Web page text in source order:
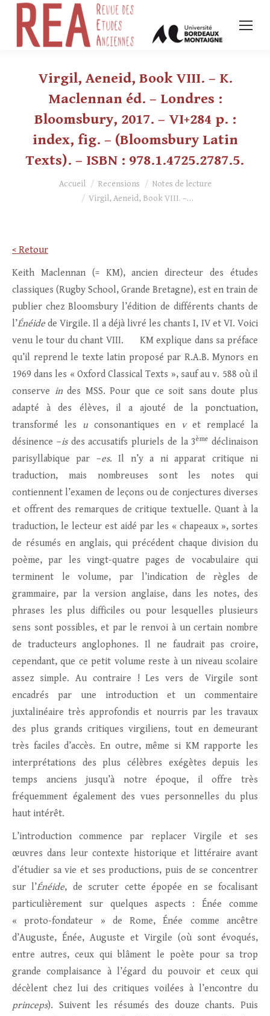
Virgil, Aeneid, Book VIII. – K.
Maclennan éd. – Londres :
Bloomsbury, 2017. – VI+284 p. :
index, fig. – (Bloomsbury Latin
Texts). – ISBN : 978.1.4725.2787.5.
Vous êtes ici :Accueil Recensions
Notes de lecture
Virgil, Aeneid, Book VIII. –…
< Retour
Keith Maclennan (= KM), ancien directeur des études
classiques (Rugby School, Grande Bretagne), est en train de
publier chez Bloomsbury l’édition de différents chants de
l’Énéide de Virgile. Il a déjà livré les chants I, IV et VI. Voici
venu le tour du chant VIII. KM explique dans sa préface
qu’il reprend le texte latin proposé par R.A.B. Mynors en
1969 dans les « Oxford Classical Texts », sauf au v. 588 où il
conserve indes MSS. Pour que ce soit sans doute plus
adapté à des élèves, il a ajouté de la ponctuation,
transformé les u consonantiques en v et remplacé la
désinence –isdes accusatifs pluriels de la 3ème déclinaison
parisyllabique par –es. Il n’y a ni apparat critique ni
traduction, mais nombreuses sont les notes qui
contiennent l’examen de leçons ou de conjectures diverses
et offrent des remarques de critique textuelle. Quant à la
traduction, le lecteur est aidé par les « chapeaux », sortes
de résumés en anglais, qui précédent chaque division du
poème, par les vingt-quatre pages de vocabulaire qui
terminent le volume, par l’indication de règles de
grammaire, par la version anglaise, dans les notes, des
phrases les plus difficiles ou pour lesquelles plusieurs
sens sont possibles, et par le renvoi à un certain nombre
de traducteurs anglophones. Il ne faudrait pas croire,
cependant, que ce petit volume reste à un niveau scolaire
assez simple. Au contraire ! Les vers de Virgile sont
encadrés par une introduction et un commentaire
juxtalinéaire très approfondis et nourris par les travaux
des plus grands critiques virgiliens, tout en demeurant
très faciles d’accès. En outre, même si KM rapporte les
interprétations des plus célèbres exégètes depuis les
temps anciens jusqu’à notre époque, il offre très
fréquemment également des vues personnelles du plus
haut intérêt.
L’introduction commence par replacer Virgile et ses
œuvres dans leur contexte historique et littéraire avant
d’étudier sa vie et ses productions, puis de se concentrer
sur l’Énéide, de scruter cette épopée en se focalisant
particulièrement sur quelques aspects : Énée comme
« proto-fondateur » de Rome, Énée comme ancêtre
d’Auguste, Énée, Auguste et Virgile (où sont évoqués,
entre autres, ceux qui blâment le poète pour sa trop
grande complaisance à l’égard du pouvoir et ceux qui
décèlent chez lui des critiques voilées à l’encontre du
princeps). Suivent les résumés des douze chants. Puis